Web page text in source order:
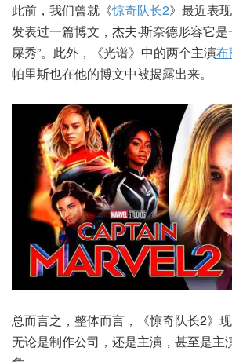
此前，我们曾就《惊奇队长2》最近表
发表过一篇博文，杰夫·斯奈德形容它
屎秀”。此外，《光谱》中的两个主演布
帕里斯也在他的博文中被揭露出来。
总而言之，整体而言，《惊奇队长2》
无论是制作公司，还是主演，甚至是主